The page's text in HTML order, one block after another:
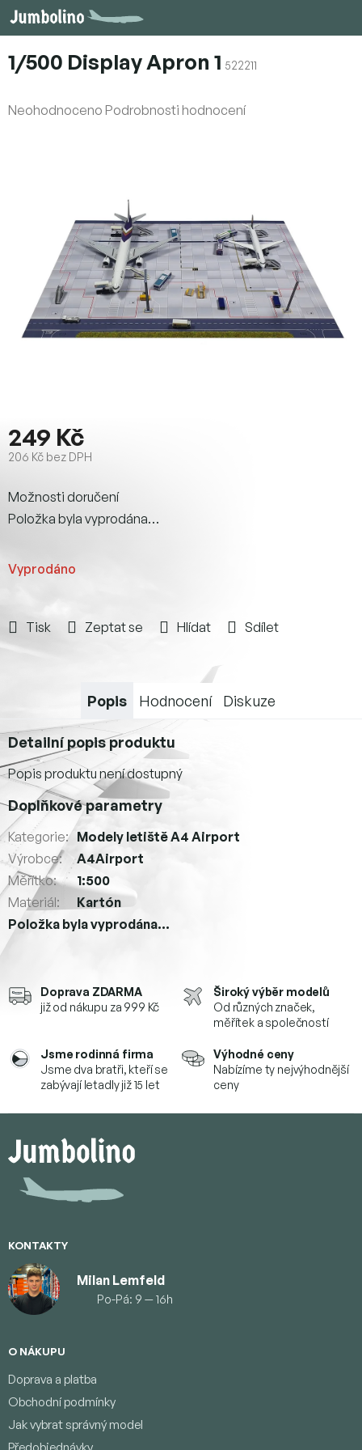
Přejít
na
1/500 Display Apron 1 522211
Průměrné
hvězdiček.
Neohodnoceno Podrobnosti hodnocení
249 Kč
206 Kč bez DPH
cena:
Vyprodáno
Možnosti doručení
Položka byla vyprodána…
Tisk Zeptat se Hlídat Sdílet
Doprava ZDARMA
již od nákupu za 999 Kč
Široký výběr modelů
Od různých značek,
měřítek a společností
Jsme rodinná firma
Jsme dva bratři, kteří se
zabývají letadly již 15 let
Výhodné ceny
Nabízíme ty nejvýhodnější
ceny
Popis Hodnocení Diskuze
Detailní popis produktu
Popis produktu není dostupný
Doplňkové parametry
Kategorie: Modely letiště A4 Airport
Výrobce:
A4Airport
Měřítko:
1:500
Materiál:
Kartón
Položka byla vyprodána…
p
KONTAKTY
Milan Lemfeld
Po-Pá: 9 — 16h
O NÁKUPU
Doprava a platba
Obchodní podmínky
Jak vybrat správný model
Předobjednávky